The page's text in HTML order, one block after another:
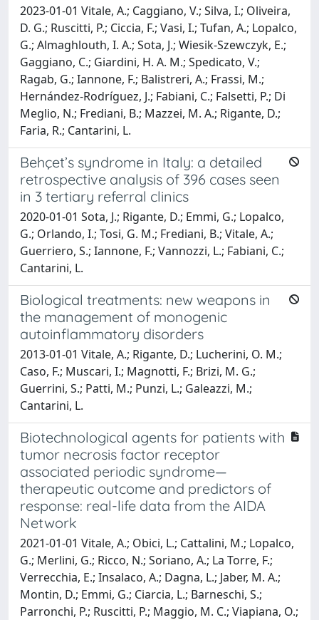
2023-01-01 Vitale, A.; Caggiano, V.; Silva, I.; Oliveira,
D. G.; Ruscitti, P.; Ciccia, F.; Vasi, I.; Tufan, A.; Lopalco,
G.; Almaghlouth, I. A.; Sota, J.; Wiesik-Szewczyk, E.;
Gaggiano, C.; Giardini, H. A. M.; Spedicato, V.;
Ragab, G.; Iannone, F.; Balistreri, A.; Frassi, M.;
Hernández-Rodríguez, J.; Fabiani, C.; Falsetti, P.; Di
Meglio, N.; Frediani, B.; Mazzei, M. A.; Rigante, D.;
Faria, R.; Cantarini, L.
Behçet’s syndrome in Italy: a detailed
retrospective analysis of 396 cases seen
in 3 tertiary referral clinics
2020-01-01 Sota, J.; Rigante, D.; Emmi, G.; Lopalco,
G.; Orlando, I.; Tosi, G. M.; Frediani, B.; Vitale, A.;
Guerriero, S.; Iannone, F.; Vannozzi, L.; Fabiani, C.;
Cantarini, L.
Biological treatments: new weapons in
the management of monogenic
autoinflammatory disorders
2013-01-01 Vitale, A.; Rigante, D.; Lucherini, O. M.;
Caso, F.; Muscari, I.; Magnotti, F.; Brizi, M. G.;
Guerrini, S.; Patti, M.; Punzi, L.; Galeazzi, M.;
Cantarini, L.
Biotechnological agents for patients with
tumor necrosis factor receptor
associated periodic syndrome—
therapeutic outcome and predictors of
response: real-life data from the AIDA
Network
2021-01-01 Vitale, A.; Obici, L.; Cattalini, M.; Lopalco,
G.; Merlini, G.; Ricco, N.; Soriano, A.; La Torre, F.;
Verrecchia, E.; Insalaco, A.; Dagna, L.; Jaber, M. A.;
Montin, D.; Emmi, G.; Ciarcia, L.; Barneschi, S.;
Parronchi, P.; Ruscitti, P.; Maggio, M. C.; Viapiana, O.;